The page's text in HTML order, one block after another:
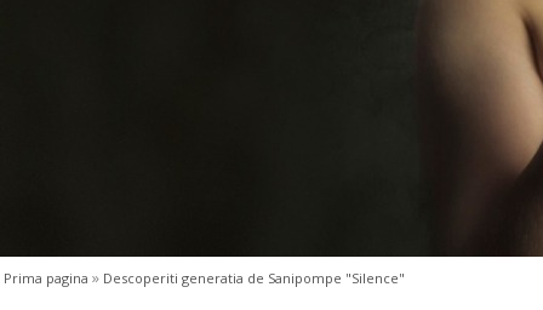
Prima pagina » Descoperiti generatia de Sanipompe "Silence"